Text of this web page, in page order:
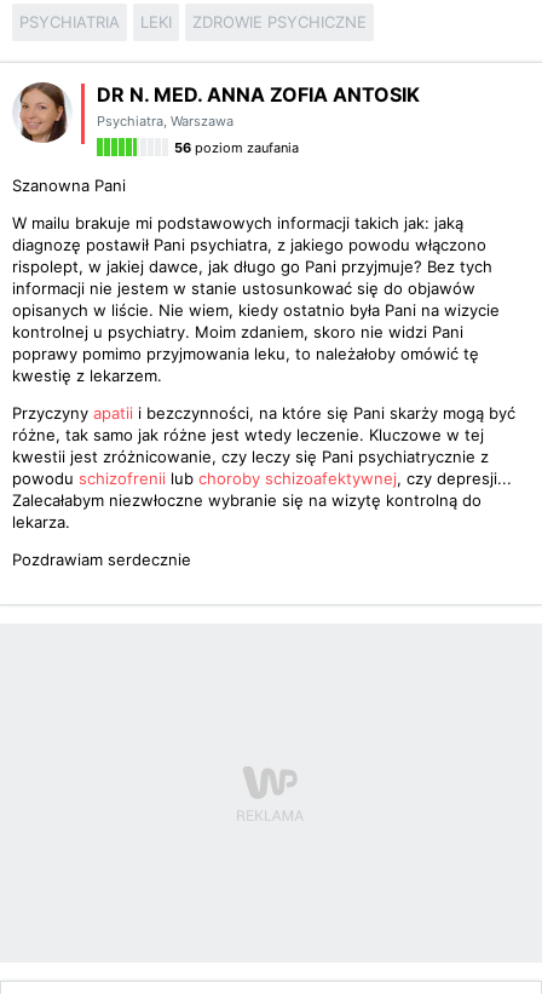
PSYCHIATRIA LEKI ZDROWIE PSYCHICZNE
DR N. MED. ANNA ZOFIA ANTOSIK
Psychiatra, Warszawa
56 poziom zaufania
Szanowna Pani
W mailu brakuje mi podstawowych informacji takich jak: jaką
diagnozę postawił Pani psychiatra, z jakiego powodu włączono
rispolept, w jakiej dawce, jak długo go Pani przyjmuje? Bez tych
informacji nie jestem w stanie ustosunkować się do objawów
opisanych w liście. Nie wiem, kiedy ostatnio była Pani na wizycie
kontrolnej u psychiatry. Moim zdaniem, skoro nie widzi Pani
poprawy pomimo przyjmowania leku, to należałoby omówić tę
kwestię z lekarzem.
Przyczyny apatii i bezczynności, na które się Pani skarży mogą być
różne, tak samo jak różne jest wtedy leczenie. Kluczowe w tej
kwestii jest zróżnicowanie, czy leczy się Pani psychiatrycznie z
powodu schizofrenii lub choroby schizoafektywnej, czy depresji...
Zalecałabym niezwłoczne wybranie się na wizytę kontrolną do
lekarza.
Pozdrawiam serdecznie